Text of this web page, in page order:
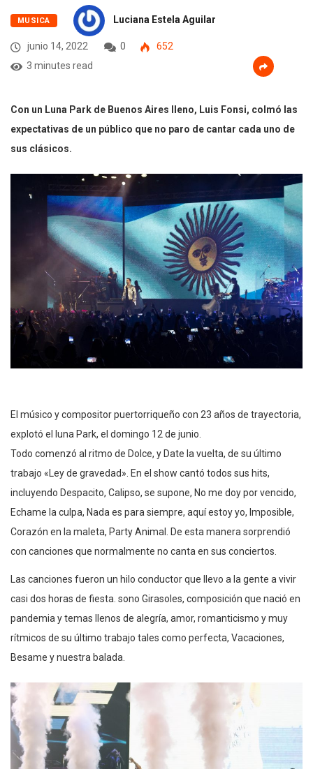
MUSICA Luciana Estela Aguilar
junio 14, 2022 0
652
3 minutes read
Con un Luna Park de Buenos Aires lleno, Luis Fonsi, colmó las
expectativas de un público que no paro de cantar cada uno de
sus clásicos.
El músico y compositor puertorriqueño con 23 años de trayectoria,
explotó el luna Park, el domingo 12 de junio.
Todo comenzó al ritmo de Dolce, y Date la vuelta, de su último
trabajo «Ley de gravedad». En el show cantó todos sus hits,
incluyendo Despacito, Calipso, se supone, No me doy por vencido,
Echame la culpa, Nada es para siempre, aquí estoy yo, Imposible,
Corazón en la maleta, Party Animal. De esta manera sorprendió
con canciones que normalmente no canta en sus conciertos.
Las canciones fueron un hilo conductor que llevo a la gente a vivir
casi dos horas de fiesta. sono Girasoles, composición que nació en
pandemia y temas llenos de alegría, amor, romanticismo y muy
rítmicos de su último trabajo tales como perfecta, Vacaciones,
Besame y nuestra balada.